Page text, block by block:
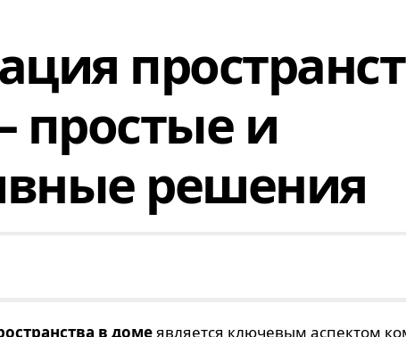
простые и
решения
в домеявляется ключевым аспектом